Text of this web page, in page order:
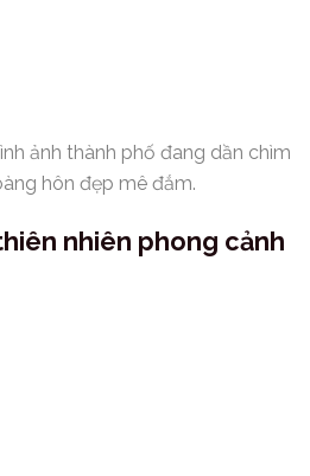
ảnh thành phố đang dần chìm
hôn đẹp mê đắm.
nhiên phong cảnh